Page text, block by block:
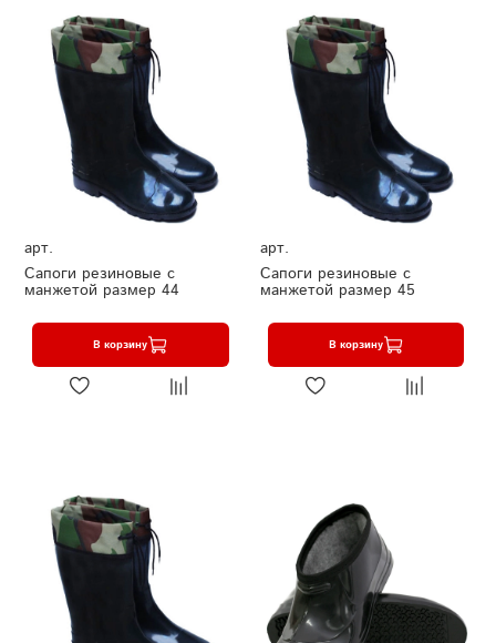
арт.
Сапоги резиновые с
манжетой размер 44
В корзину
арт.
Сапоги резиновые с
манжетой размер 45
В корзину